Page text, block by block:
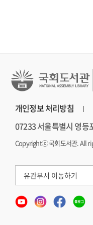
개인정보 처리방침
07233 서울특별시 영등
Copyrightⓒ 국회도서관. All
유관부서 이동하기